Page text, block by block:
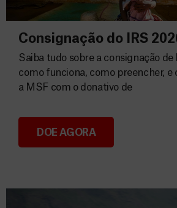
Consignação do IRS
Consignação do IRS
Saiba tudo sobre a consignação de
como funciona, como preencher, e
a MSF com o donativo de
DOE AGORA